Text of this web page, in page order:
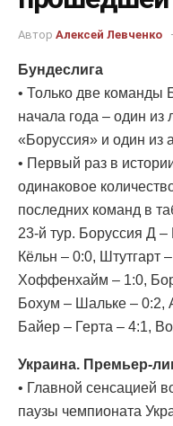
Автор Алексей Левченко
Бундеслига
• Только две команды
начала года – один из
«Боруссия» и один из
• Первый раз в
одинаковое
последних команд в
23-й тур. Боруссия Д
Кёльн – 0:0, Штутгарт
Хоффенхайм – 1:0,
Бохум – Шальке – 0:2,
Байер – Герта – 4:1,
Украина. Премьер-
• Главной сенсацией
паузы чемпионата